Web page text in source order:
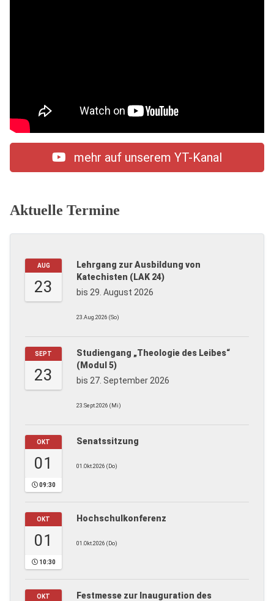
mehr auf unserem YT-Kanal
Aktuelle Termine
AUG
23
Lehrgang zur Ausbildung von
Katechisten (LAK 24)
bis 29. August 2026
23.Aug.2026 (So)
SEPT
23
Studiengang „Theologie des Leibes“
(Modul 5)
bis 27. September 2026
23.Sept.2026 (Mi)
OKT
01
09:30
Senatssitzung
01.Okt.2026 (Do)
OKT
01
10:30
Hochschulkonferenz
01.Okt.2026 (Do)
OKT
Festmesse zur Inauguration des